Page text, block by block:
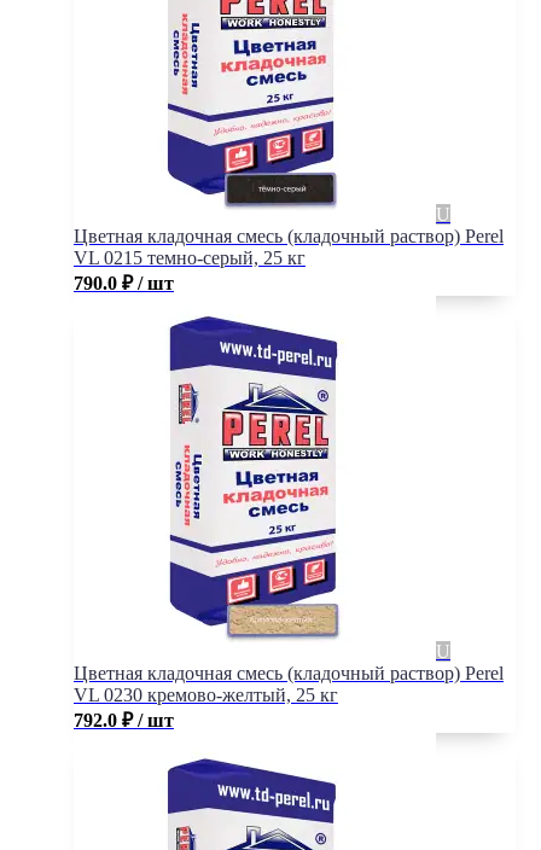
Цветная кладочная смесь (кладочный раствор) Perel
VL 0215 темно-серый, 25 кг
790.0 ₽ / шт
Цветная кладочная смесь (кладочный раствор) Perel
VL 0230 кремово-желтый, 25 кг
792.0 ₽ / шт